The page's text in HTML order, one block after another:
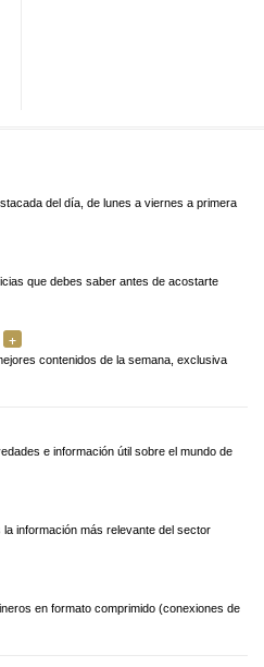
del día, de lunes a viernes a primera
que debes saber antes de acostarte
contenidos de la semana, exclusiva
e información útil sobre el mundo de
información más relevante del sector
en formato comprimido (conexiones de